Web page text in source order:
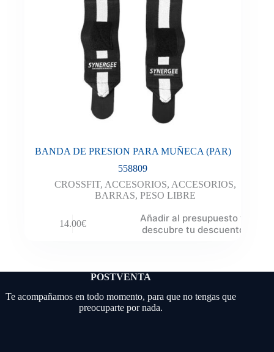
BANDA DE PRESION PARA MUÑECA (PAR)
558809
CROSSFIT, ACCESORIOS, ACCESORIOS,
BARRAS, PESO LIBRE
14.00€
Añadir al presupuesto y
descubre tu descuento
POSTVENTA
Te acompañamos en todo momento, para que no tengas que
preocuparte por nada.